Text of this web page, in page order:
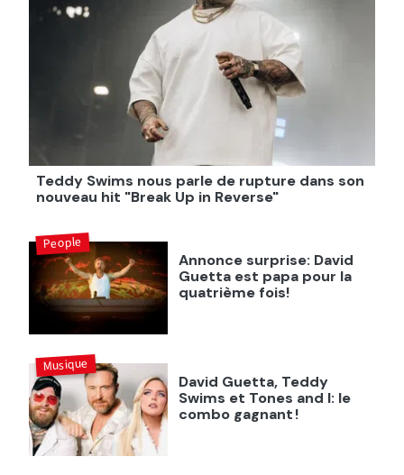
Teddy Swims nous parle de rupture dans son
nouveau hit "Break Up in Reverse"
Annonce surprise: David
Guetta est papa pour la
quatrième fois!
People
David Guetta, Teddy
Swims et Tones and I: le
combo gagnant !
Musique